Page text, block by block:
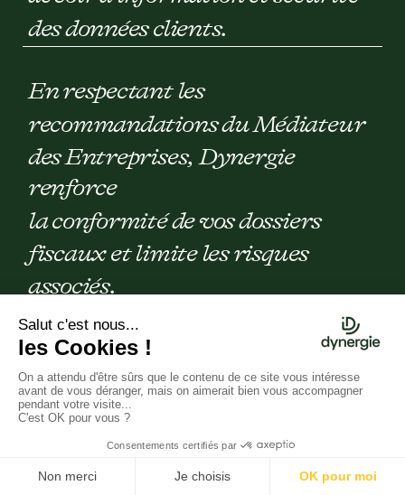
des données clients.
En respectant les
recommandations du Médiateur
des Entreprises, Dynergie
renforce
la conformité de vos dossiers
fiscaux et limite les risques
associés.